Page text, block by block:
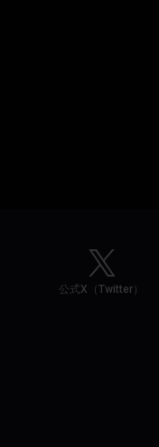
公式X（Twitter）